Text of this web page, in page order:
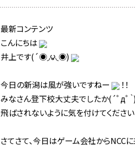
最新コンテンツ
こんにちは
井上です(´◉◞౪◟◉)
今日の新潟は風が強いですねー
！！
みなさん登下校大丈夫でしたか(´ﾟдﾟ｀)
飛ばされないように気を付けてくださ
さてさて、今日はゲーム会社からNCC